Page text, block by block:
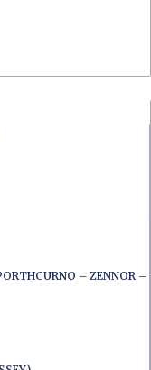
– ZENNOR –